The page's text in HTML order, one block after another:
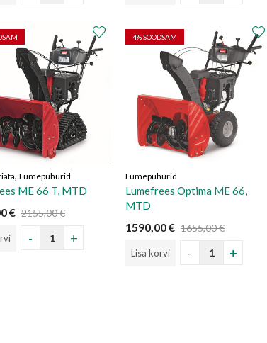
, Lumepuhurid
ME 66 T, MTD
€ 2155,00€
4% SOODSAM
Lumepuhurid
Lumefrees Optima ME 66,
MTD
1590,00€ 1655,00€
Lisa korvi